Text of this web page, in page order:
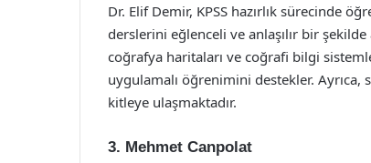
Dr. Elif Demir, KPSS hazırlık sürecinde
derslerini eğlenceli ve anlaşılır bir
coğrafya haritaları ve coğrafi bilgi
uygulamalı öğrenimini destekler.
kitleye ulaşmaktadır.
3. Mehmet Canpolat